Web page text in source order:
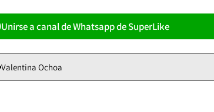
Unirse a canal de Whatsapp de SuperLike
Valentina Ochoa